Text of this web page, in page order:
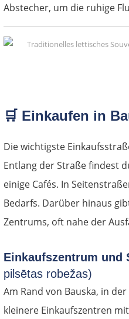
Abstecher, um die ruhige
🛒 Einkaufen in
Die wichtigste
Entlang der Straße findest
einige Cafés. In
Bedarfs. Darüber hinaus
Zentrums, oft nahe der
Einkaufszentrum und
pilsētas robežas)
Am Rand von Bauska, in
kleinere Einkaufszentren